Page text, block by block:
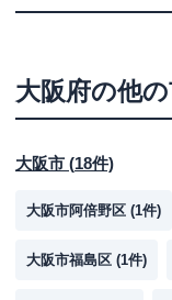
大阪府の他
大阪市 (18件)
大阪市阿倍野区 (1件)
大阪市福島区 (1件)